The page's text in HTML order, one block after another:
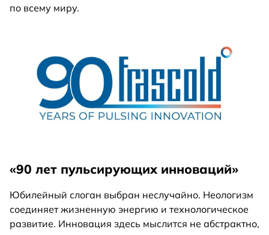
по всему миру.
«90 лет пульсирующих инноваций»
Юбилейный слоган выбран неслучайно. Неологизм
соединяет жизненную энергию и технологическое
развитие. Инновация здесь мыслится не абстрактно,